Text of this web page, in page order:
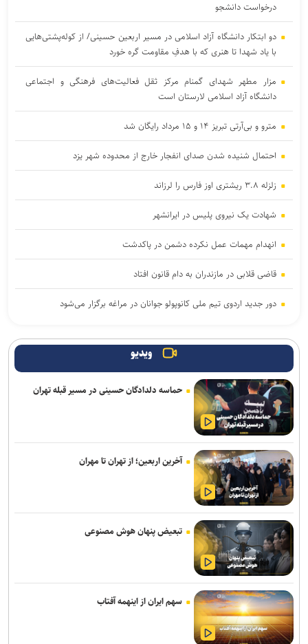
درخواست دانشجو
دو ابتکار دانشگاه آزاد اسلامی در مسیر اربعین حسینی/ از کوله‌پشتی‌هایی
با یاد شهدا تا هنری که با هدفِ مقاومت گره خورد
مزار مطهر شهدای گمنام مرکز ثقل فعالیت‌های فرهنگی و اجتماعی
دانشگاه آزاد اسلامی لارستان است
مترو و بی‌آرتی تبریز ۱۴ و ۱۵ مرداد رایگان شد
احتمال شنیده شدن صدای انفجار خارج از محدوده شهر یزد
زلزله ۳.۸ ریشتری اوز فارس را لرزاند
شهادت یک نیروی پلیس در ایرانشهر
انهدام مهمات عمل نکرده دشمن در پاکدشت
قاضی قلابی در مازندران به دام قانون افتاد
دور جدید اردوی تیم ملی کانوپولو جوانان در مراغه برگزار می‌شود
مرکزی و خوزستان
دبیر ستاد مرکزی اربعین: مرز خسروی از بهترین مرزهای کشور با
زیرساخت‌های مناسب است
ویدیو
حماسه دلدادگان حسینی در مسیر قبله تهران
آخرین اربعین؛ از تهران تا مهران
تبعیض پنهان هوش مصنوعی
سهم ایران از اینهمه آفتاب